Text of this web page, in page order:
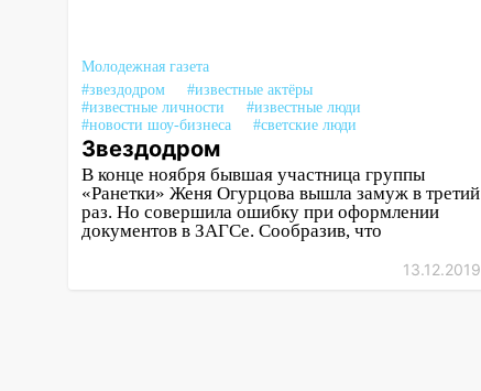
госпитализировали 25-летнего
байкера
14:32 На Ульяновскую область
надвигается жара
14:08 Пешеход переходил по
«зебре»: подробности
серьезной аварии на
Молодежная газета
#звездодром
#известные актёры
#известные личности
#известные люди
#новости шоу-бизнеса
#светские люди
Звездодром
В конце ноября бывшая участница группы
«Ранетки» Женя Огурцова вышла замуж в третий
раз. Но совершила ошибку при оформлении
документов в ЗАГСе. Сообразив, что
13.12.2019